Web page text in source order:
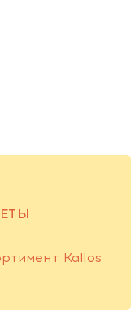
Kallos